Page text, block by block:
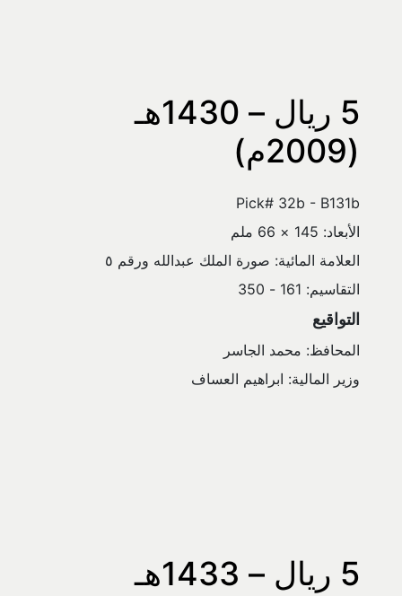
5 ريال – 1430هـ
(2009م)
Pick# 32b - B131b
الأبعاد: 145 × 66 ملم
العلامة المائية: صورة الملك عبدالله ورقم ٥
التقاسيم: 161 - 350
التواقيع
المحافظ: محمد الجاسر
وزير المالية: ابراهيم العساف
5 ريال – 1433هـ